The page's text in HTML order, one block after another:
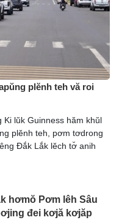
plĕnh teh vă roi
lŭk Guinness hăm khŭl
plĕnh teh, pơm tơdrong
Đắk Lắk lĕch tơ̆ anih
hơmŏ Pơm lêh Sâu
đei kơjă kơjăp